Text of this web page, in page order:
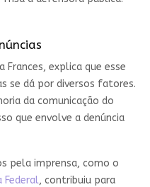
Frances, explica que esse
se dá por diversos fatores.
da comunicação do
que envolve a denúncia
pela imprensa, como o
Federal, contribuiu para